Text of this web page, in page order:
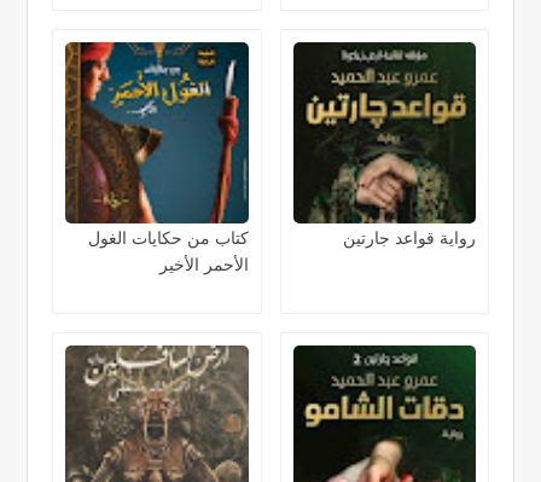
رواية قواعد جارتين
كتاب من حكايات الغول
الأحمر الأخير